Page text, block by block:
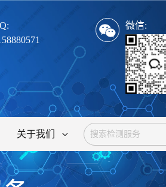
微信:
关于我们